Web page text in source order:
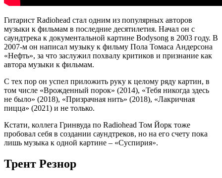
Гитарист Radiohead стал одним из популярных авторов
музыки к фильмам в последние десятилетия. Начал он с
саундтрека к документальной картине Bodysong в 2003 году. В
2007-м он написал музыку к фильму Пола Томаса Андерсона
«Нефть», за что заслужил похвалу критиков и признание как
автора музыки к фильмам.
С тех пор он успел приложить руку к целому ряду картин, в
том числе «Врожденный порок» (2014), «Тебя никогда здесь
не было» (2018), «Призрачная нить» (2018), «Лакричная
пицца» (2021) и не только.
Кстати, коллега Гринвуда по Radiohead Том Йорк тоже
пробовал себя в создании саундтреков, но на его счету пока
лишь музыка к одной картине – «Суспирия».
Трент Резнор